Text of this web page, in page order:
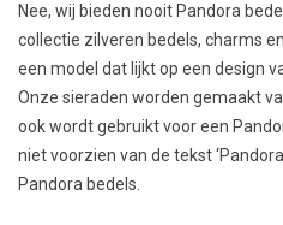
Nee, wij bieden nooit Pandora
collectie zilveren bedels, charms
een model dat lijkt op een design
Onze sieraden worden gemaakt
ook wordt gebruikt voor een
niet voorzien van de tekst
Pandora bedels.